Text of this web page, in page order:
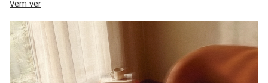
Vem ver